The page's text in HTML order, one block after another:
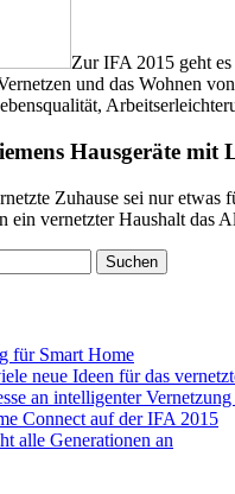
Zur IFA 2015 geht
und das Wohnen
Hausgeräte mit
Zuhause sei nur
ein vernetzter Haushalt das
für Smart Home
neue Ideen für das
an intelligenter
Connect auf der IFA 2015
alle Generationen an